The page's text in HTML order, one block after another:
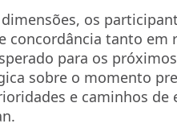
dimensões, os
concordância tanto em
para os
sobre o momento
e caminhos de